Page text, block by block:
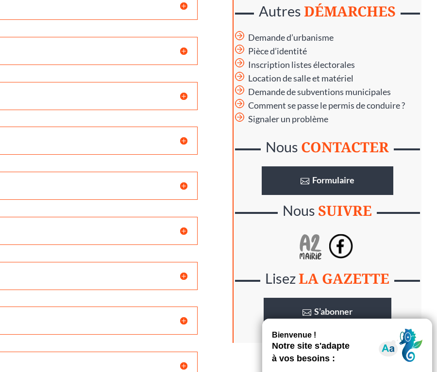
AutresDÉMARCHES
Demande d’urbanisme
Pièce d’identité
Inscription listes électorales
Location de salle et matériel
Demande de subventions municipales
Comment se passe le permis de conduire ?
Signaler un problème
Nous CONTACTER
Formulaire
Nous SUIVRE
LisezLA GAZETTE
S’abonner